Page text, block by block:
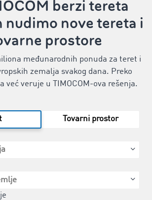
berzi tereta
nudimo nove tereta i
prostore
međunarodnih ponuda za teret i
zemalja svakog dana. Preko
već veruje u TIMOCOM-ova rešenja.
Tovarni prostor